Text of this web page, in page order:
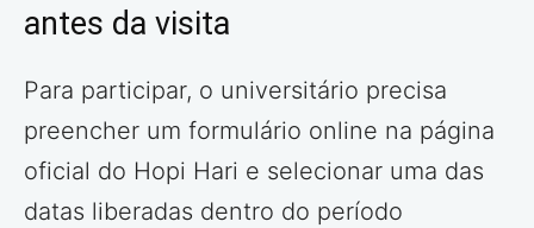
antes da visita
Para participar, o universitário precisa
preencher um formulário online na página
oficial do Hopi Hari e selecionar uma das
datas liberadas dentro do período